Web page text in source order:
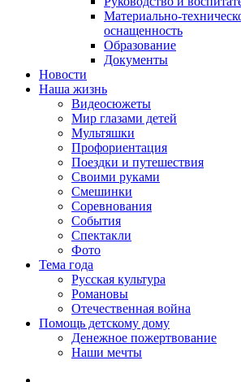
Материально-
оснащенность
Образование
Документы
Новости
Наша жизнь
Видеосюжеты
Мир глазами детей
Мультяшки
Профориентация
Поездки и путешествия
Своими руками
Смешинки
Соревнования
События
Спектакли
Фото
Тема года
Русская культура
Романовы
Отечественная война
Помощь детскому дому
Денежное пожертвование
Наши мечты